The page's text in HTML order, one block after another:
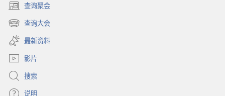
查询聚会
（打
开
新
窗
口）
查询大会
（打
开
新
窗
口）
最新资料
影片
搜索
说明